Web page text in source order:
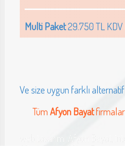
Multi Paket29.750 TL KDV
Ve size uygun farklı
TümAfyon Bayat
web tasarımı Afyon Bayat,